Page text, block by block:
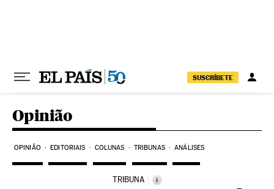
SUSCRÍBETE
Opinião
OPINIÃO EDITORIAIS COLUNAS TRIBUNAS ANÁLISES
TRIBUNA i